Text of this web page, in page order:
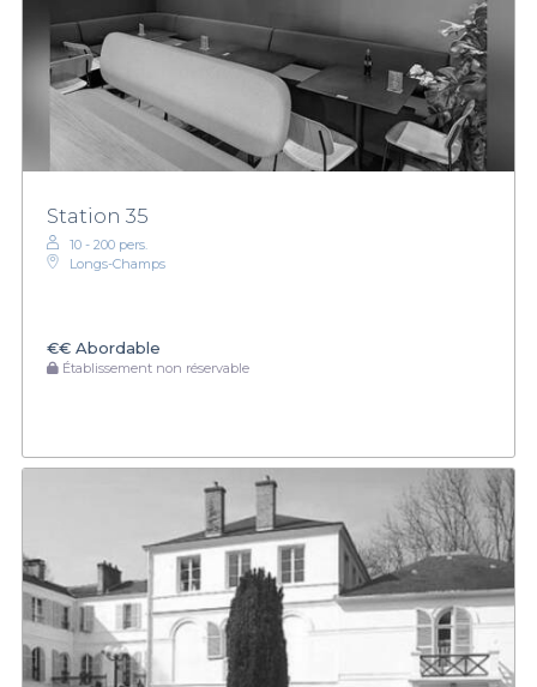
Station 35
10 - 200 pers.
Longs-Champs
€€ Abordable
Établissement non réservable